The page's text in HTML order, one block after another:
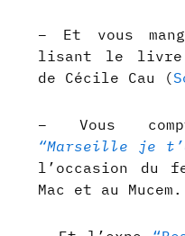
– Et vous
lisant le livre
de Cécile Cau (
– Vous
“Marseille je
l’occasion du
Mac et au Mucem.